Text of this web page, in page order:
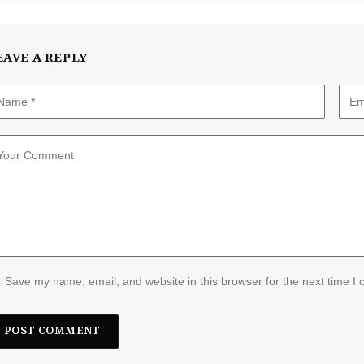
A REPLY
Save my name, email, and website in this browser for the next time I